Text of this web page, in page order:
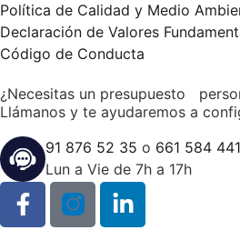
Política de Calidad y Medio
Declaración de Valores
Código de Conducta
¿Necesitas un presupuesto
Llámanos y te ayudaremos a
91 876 52 35 o 661 584 441
Lun a Vie de 7h a 17h